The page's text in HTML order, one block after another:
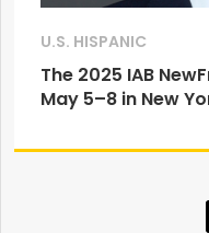
U.S. HISPANIC
The 2025 IAB
May 5–8 in New